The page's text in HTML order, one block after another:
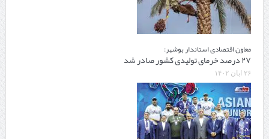
معاون اقتصادی استاندار بوشهر:
۲۷ درصد خرمای تولیدی کشور صادر شد
۲۶ آبان ۱۴۰۲